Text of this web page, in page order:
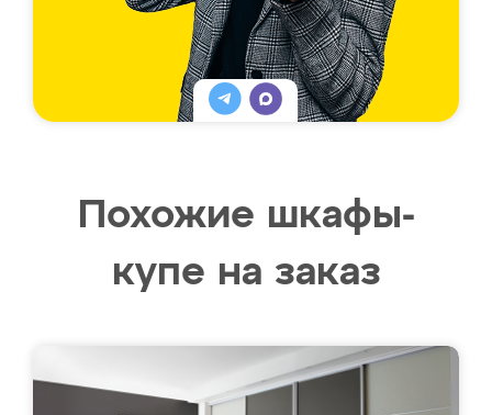
Похожие шкафы-
купе на заказ